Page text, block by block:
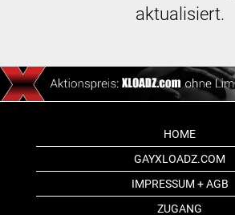
aktualisiert.
HOME
GAYXLOADZ.COM
IMPRESSUM + AGB
ZUGANG